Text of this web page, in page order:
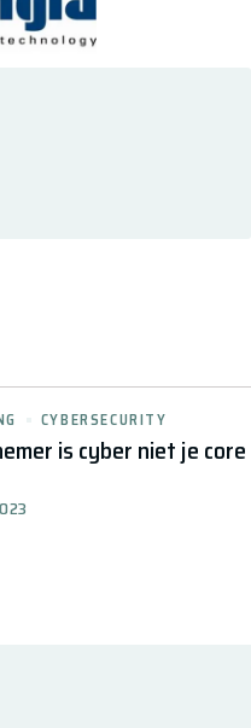
is cyber niet je core
CYBERSECURITY